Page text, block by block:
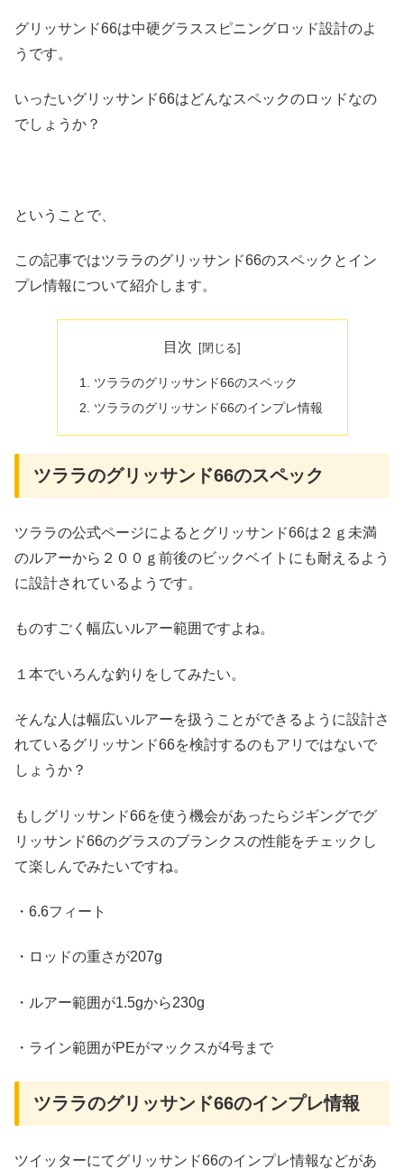
グリッサンド66は中硬グラススピニングロッド設計のよ
うです。
いったいグリッサンド66はどんなスペックのロッドなの
でしょうか？
ということで、
この記事ではツララのグリッサンド66のスペックとイン
プレ情報について紹介します。
目次
ツララのグリッサンド66のスペック
ツララのグリッサンド66のインプレ情報
ツララのグリッサンド66のスペック
ツララの公式ページによるとグリッサンド66は２ｇ未満
のルアーから２００ｇ前後のビックベイトにも耐えるよう
に設計されているようです。
ものすごく幅広いルアー範囲ですよね。
１本でいろんな釣りをしてみたい。
そんな人は幅広いルアーを扱うことができるように設計さ
れているグリッサンド66を検討するのもアリではないで
しょうか？
もしグリッサンド66を使う機会があったらジギングでグ
リッサンド66のグラスのブランクスの性能をチェックし
て楽しんでみたいですね。
・6.6フィート
・ロッドの重さが207g
・ルアー範囲が1.5gから230g
・ライン範囲がPEがマックスが4号まで
ツララのグリッサンド66のインプレ情報
ツイッターにてグリッサンド66のインプレ情報などがあ